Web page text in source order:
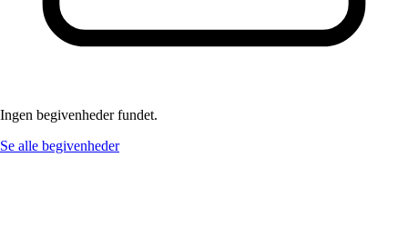
Ingen begivenheder fundet.
Se alle begivenheder